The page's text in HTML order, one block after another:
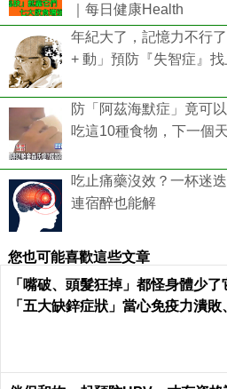
｜每日健康Health
年紀大了，記憶力不行
+ 動」預防『失智症』找
防「阿茲海默症」竟可
吃這10種食物，下一個
吃止痛藥沒效？一杯迷
連宿醉也能解
您也可能喜歡這些文章
「嘴破、頭髮狂掉」都怪身體少了
「五大缺鋅症狀」當心免疫力潰敗